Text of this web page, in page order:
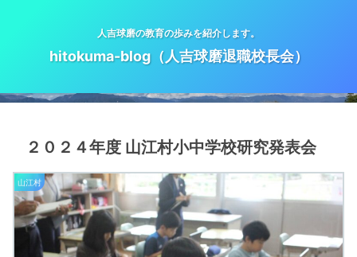
人吉球磨の教育の歩みを紹介します。
hitokuma-blog（人吉球磨退職校長会）
２０２４年度 山江村小中学校研究発表会
山江村